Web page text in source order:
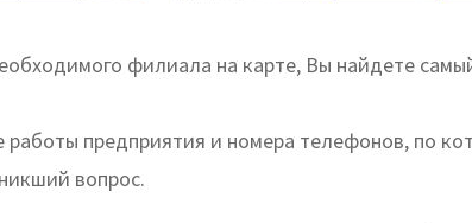
филиала на карте, Вы найдете
работы предприятия и номера телефонов, по
вопрос.